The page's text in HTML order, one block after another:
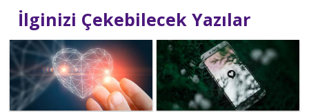
İlginizi Çekebilecek Yazılar